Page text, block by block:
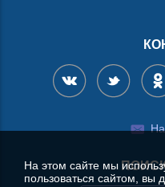
На этом сайте мы
пользоваться сайтом, вы